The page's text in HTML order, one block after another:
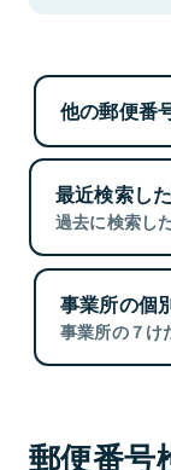
他の郵便番
最近検索し
過去に検索し
事業所の個
事業所の７け
郵便番号